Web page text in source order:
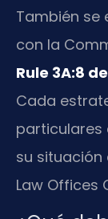
También se
con la
Rule 3A:8
Cada
particulares
su
Law Offices